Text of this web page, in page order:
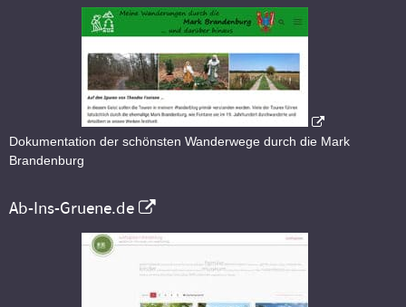
Dokumentation der schönsten Wanderwege durch die Mark
Brandenburg
Ab-Ins-Gruene.de